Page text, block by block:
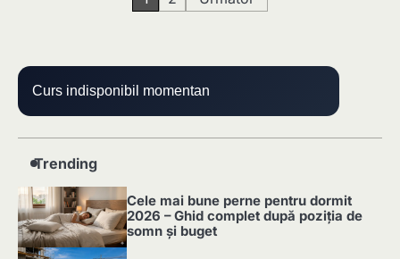
Curs indisponibil momentan
Trending
1
Cele mai bune perne pentru dormit
2026 – Ghid complet după poziția de
somn și buget